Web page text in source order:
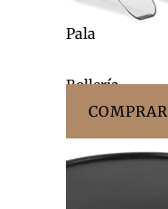
Pala
Bollería
COMPRAR